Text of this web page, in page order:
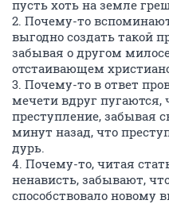
пусть хоть на земле
2. Почему-то
выгодно создать такой
забывая о другом
отстаивающем
3. Почему-то в ответ
мечети вдруг пугаются,
преступление, забывая
минут назад, что
дурь.
4. Почему-то, читая
ненависть, забывают,
способствовало новому